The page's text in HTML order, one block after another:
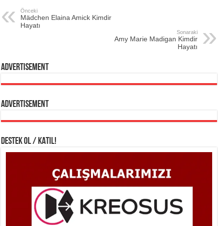
Önceki
Mädchen Elaina Amick Kimdir
Hayatı
Sonaraki
Amy Marie Madigan Kimdir
Hayatı
Advertisement
Advertisement
DESTEK OL / KATIL!